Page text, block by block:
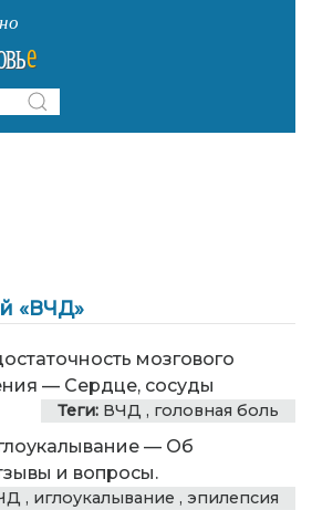
«ВЧД»
мозгового
— Сердце, сосуды
Теги: ВЧД , головная боль
— Об
и вопросы.
, иглоукалывание , эпилепсия